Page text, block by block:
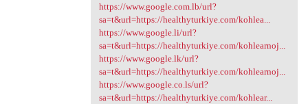
https://www.google.com.lb/url?
sa=t&url=https://healthyturkiye.com/kohlea...
https://www.google.li/url?
sa=t&url=https://healthyturkiye.com/kohlearnoj...
https://www.google.lk/url?
sa=t&url=https://healthyturkiye.com/kohlearnoj...
https://www.google.co.ls/url?
sa=t&url=https://healthyturkiye.com/kohlear...